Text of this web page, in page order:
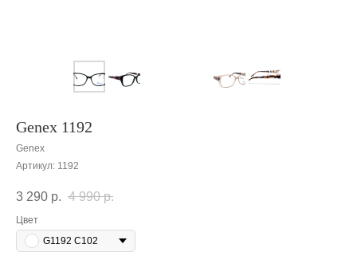
Genex 1192
Genex
Артикул: 1192
3 290 р. 4 990 р.
Цвет
G1192 C102